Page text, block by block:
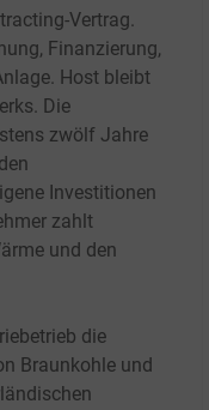
Vertrag.
Finanzierung,
Host bleibt
Die
zwölf Jahre
Investitionen
zahlt
und den
die
Braunkohle und